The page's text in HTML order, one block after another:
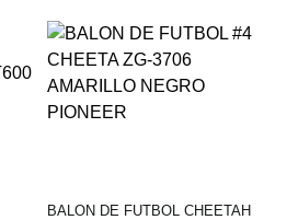
BALON DE FUTBOL CHEETAH